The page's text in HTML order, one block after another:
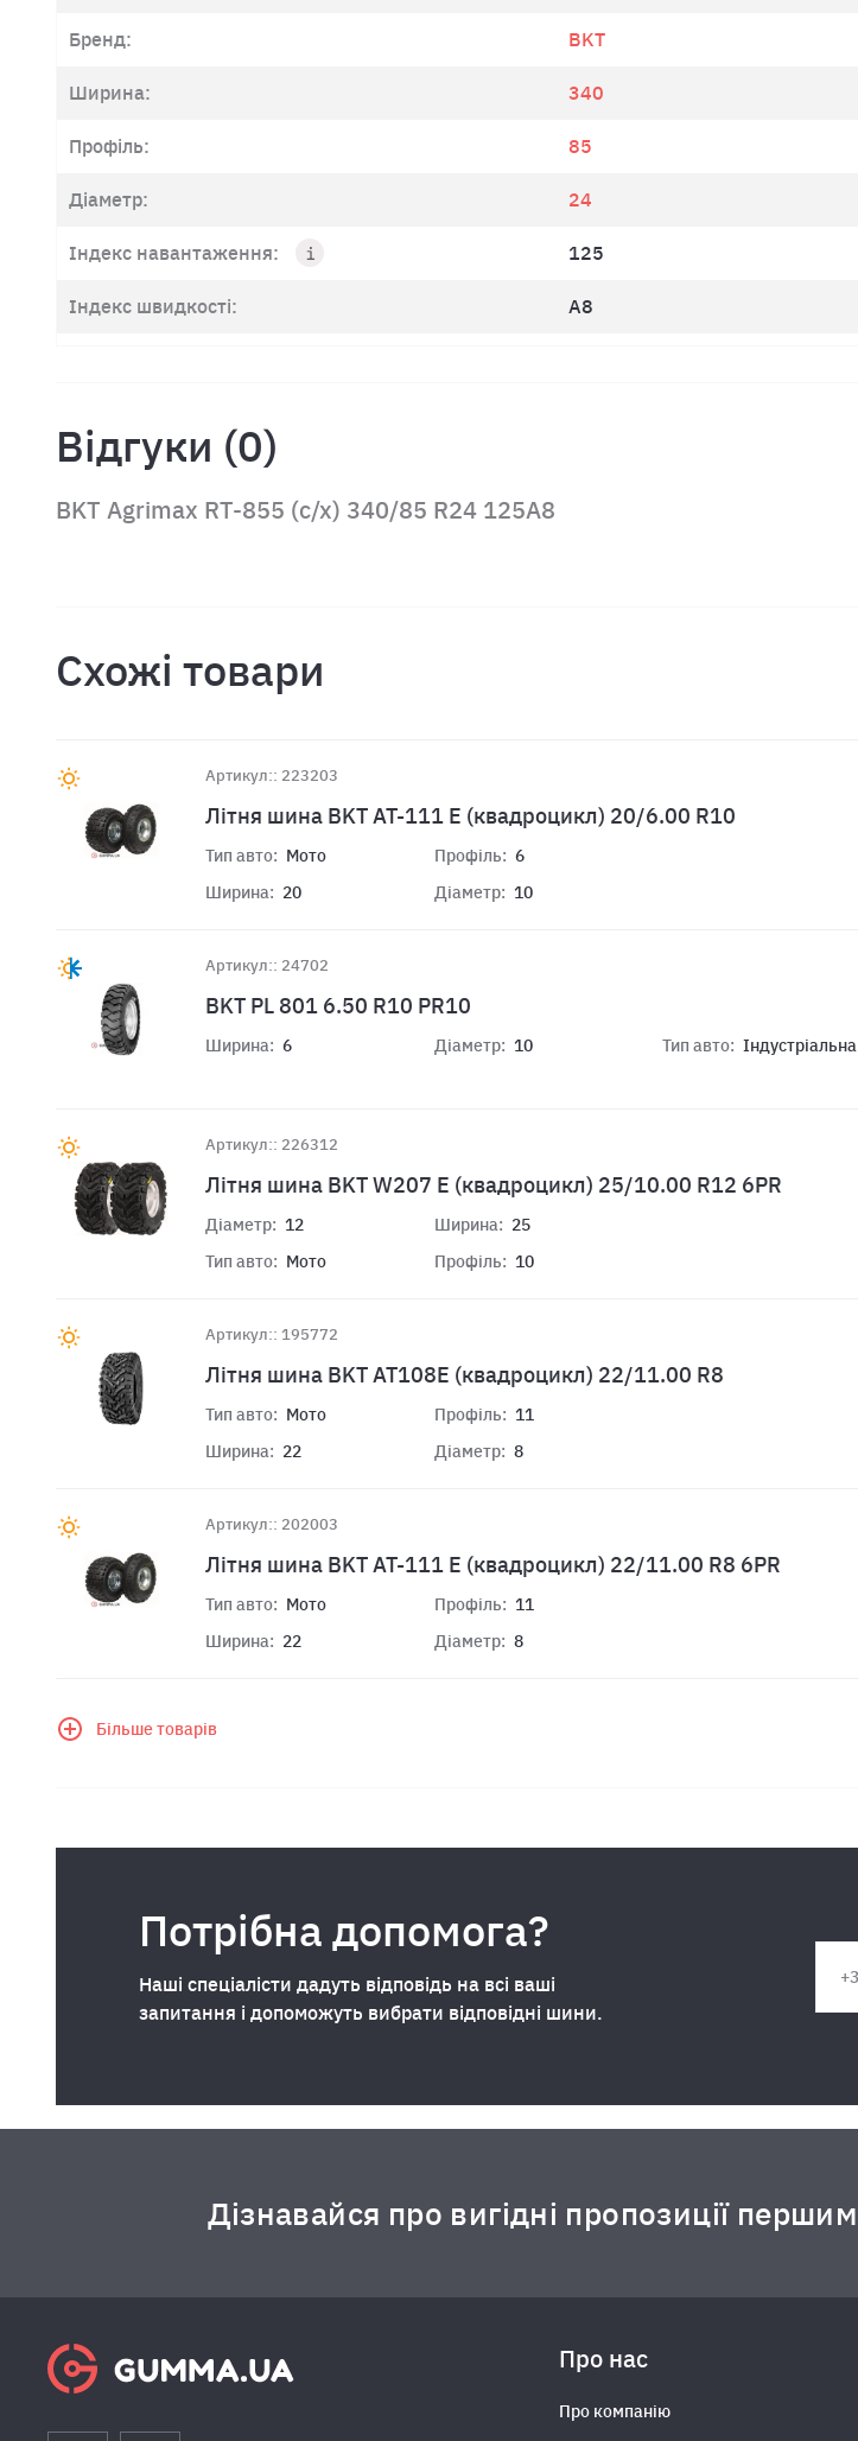
Бренд: BKT
Ширина: 340
Профіль: 85
Діаметр: 24
Індекс навантаження: 125
Індекс швидкості: A8
Відгуки (0)
BKT Agrimax RT-855 (с/х) 340/85 R24 125A8
Схожі товари
Артикул:: 223203
Лiтня шина BKT AT-111 E (квадроцикл) 20/6.00 R10
Тип авто: Мото
Ширина: 20
Профіль: 6
Діаметр: 10
Артикул:: 24702
BKT PL 801 6.50 R10 PR10
Ширина: 6 Діаметр: 10 Тип авто: Індустріальна
Артикул:: 226312
Літня шина BKT W207 E (квадроцикл) 25/10.00 R12 6PR
Діаметр: 12
Тип авто: Мото
Ширина: 25
Профіль: 10
Артикул:: 195772
Лiтня шина BKT AT108E (квадроцикл) 22/11.00 R8
Тип авто: Мото
Ширина: 22
Профіль: 11
Діаметр: 8
Артикул:: 202003
Лiтня шина BKT AT-111 E (квадроцикл) 22/11.00 R8 6PR
Тип авто: Мото
Ширина: 22
Профіль: 11
Діаметр: 8
Більше товарів
Потрібна допомога?
Наші спеціалісти дадуть відповідь на всі ваші
запитання і допоможуть вибрати відповідні шини.
Дізнавайся про вигідні пропозиції першим
Про нас
Про компанію